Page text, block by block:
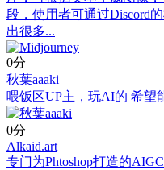
段，使用者可通过Discord
出很多...
0分
秋葉aaaki
喂饭区UP主，玩AI的 希望
0分
Alkaid.art
专门为Phtoshop打造的